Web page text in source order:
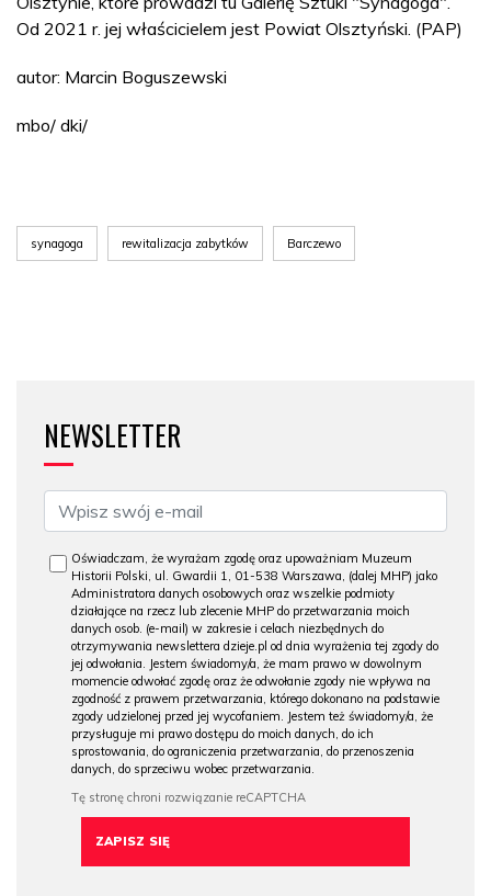
Od 2021 r. jej właścicielem jest Powiat Olsztyński. (PAP)
autor: Marcin Boguszewski
mbo/ dki/
synagoga rewitalizacja zabytków Barczewo
NEWSLETTER
Oświadczam, że wyrażam zgodę oraz upoważniam Muzeum
Historii Polski, ul. Gwardii 1, 01-538 Warszawa, (dalej MHP) jako
Administratora danych osobowych oraz wszelkie podmioty
działające na rzecz lub zlecenie MHP do przetwarzania moich
danych osob. (e-mail) w zakresie i celach niezbędnych do
otrzymywania newslettera dzieje.pl od dnia wyrażenia tej zgody do
jej odwołania. Jestem świadomy/a, że mam prawo w dowolnym
momencie odwołać zgodę oraz że odwołanie zgody nie wpływa na
zgodność z prawem przetwarzania, którego dokonano na podstawie
zgody udzielonej przed jej wycofaniem. Jestem też świadomy/a, że
przysługuje mi prawo dostępu do moich danych, do ich
sprostowania, do ograniczenia przetwarzania, do przenoszenia
danych, do sprzeciwu wobec przetwarzania.